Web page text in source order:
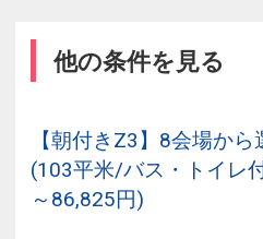
他の条件を見る
【朝付きZ3】8会場か
(103平米/バス・トイレ
～86,825円)